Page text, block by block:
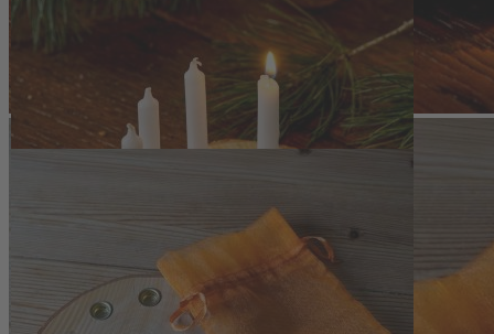
Artikelnr.
Kleiner Adventskranz mit 4
Kerzen
Zur Wunschliste hinzufügen
Kleiner Adventskranz mit 4 Kerzen aus gelasertem Erlenholz,
handgefertigt in Bayern, ideal für den stimmungsvollen Tisch im
Advent.